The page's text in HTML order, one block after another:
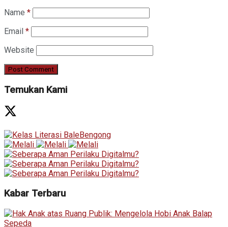
Name *
Email *
Website
Temukan Kami
Kabar Terbaru